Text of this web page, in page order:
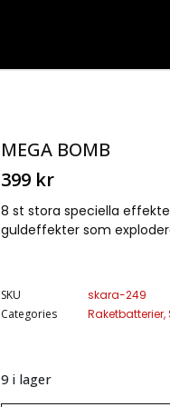
MEGA BOMB
399 kr
8 st stora speciella
guldeffekter som
SKU
skara-249
Categories
Raketbatterier,
9 i lager